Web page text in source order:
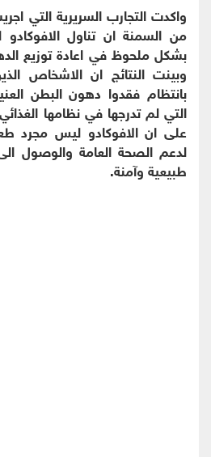
واكدت التجارب السريرية التي
من السمنة ان تناول
بشكل ملحوظ في اعادة توزيع
وبينت النتائج ان الاشخاص
بانتظام فقدوا دهون البطن
التي لم تدرجها في نظامها
على ان الافوكادو ليس مجرد
لدعم الصحة العامة والوصول
طبيعية وآمنة.